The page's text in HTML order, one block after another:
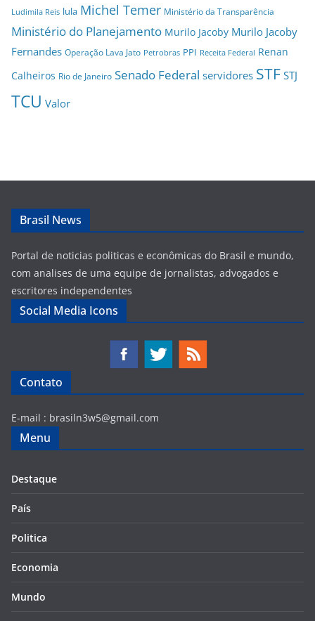
Ludimila Reis lula Michel Temer Ministério da Transparência
Ministério do Planejamento Murilo Jacoby Murilo Jacoby
Fernandes Operação Lava Jato Petrobras PPI Receita Federal Renan
Calheiros Rio de Janeiro Senado Federal servidores STF STJ
TCU Valor
Brasil News
Portal de noticias politicas e econômicas do Brasil e mundo,
com analises de uma equipe de jornalistas, advogados e
escritores independentes
Social Media Icons
Contato
E-mail : brasiln3w5@gmail.com
Menu
Destaque
País
Politica
Economia
Mundo